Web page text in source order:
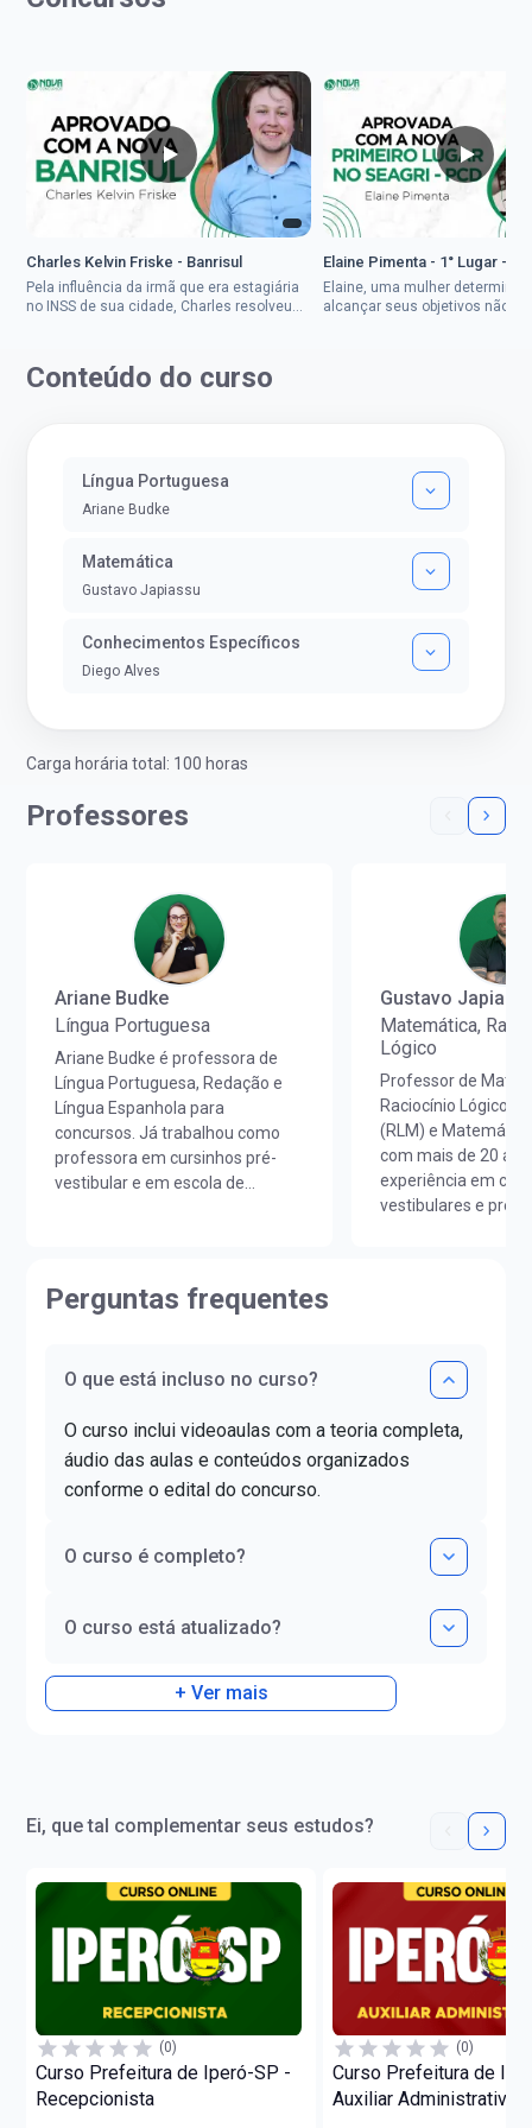
Charles Kelvin Friske - Banrisul
Pela influência da irmã que era estagiária
no INSS de sua cidade, Charles resolveu
Elaine Pimenta - 1° Lugar -
Elaine, uma mulher
alcançar seus objetivos não
Conteúdo do curso
Língua Portuguesa
Ariane Budke
Matemática
Gustavo Japiassu
Conhecimentos Específicos
Diego Alves
Carga horária total: 100 horas
Professores
Ariane Budke
Língua Portuguesa
Ariane Budke é professora de
Língua Portuguesa, Redação e
Língua Espanhola para
concursos. Já trabalhou como
professora em cursinhos pré-
vestibular e em escola de
Letras da Universidade de Lisboa
graduada em Docência do Ensino
Letras pela UNIOESTE. Obteve
certificado DELE de proficiência
nível C1.
Gustavo
Matemática,
Lógico
Professor de
Raciocínio Lógico
(RLM) e
com mais de 20
experiência em
vestibulares e
aprovação de
alunos.Já ajudou
estudantes a
da aprovação!
Perguntas frequentes
O que está incluso no curso?
O curso inclui videoaulas com a teoria completa,
áudio das aulas e conteúdos organizados
conforme o edital do concurso.
O curso é completo?
O curso está atualizado?
+ Ver mais
Ei, que tal complementar seus estudos?
(0)
Curso Prefeitura de Iperó-SP -
Recepcionista
(0)
Curso Prefeitura de
Auxiliar Administrativo